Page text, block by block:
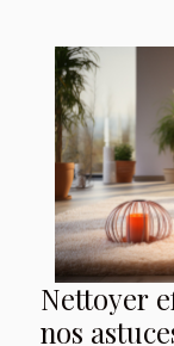
Nettoyer
nos